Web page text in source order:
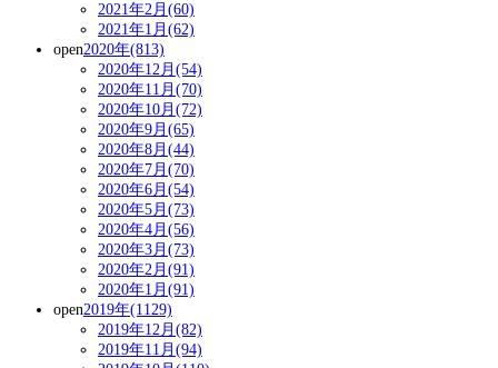
2021年2月(60)
2021年1月(62)
open2020年(813)
2020年12月(54)
2020年11月(70)
2020年10月(72)
2020年9月(65)
2020年8月(44)
2020年7月(70)
2020年6月(54)
2020年5月(73)
2020年4月(56)
2020年3月(73)
2020年2月(91)
2020年1月(91)
open2019年(1129)
2019年12月(82)
2019年11月(94)